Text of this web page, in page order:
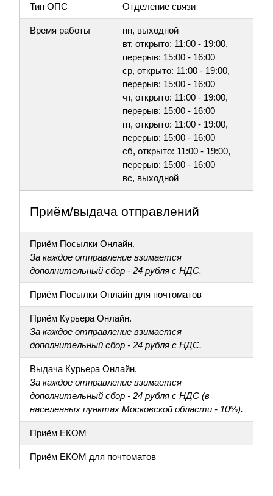
Тип ОПС Отделение связи
Время работы
пн, выходной
вт, открыто: 11:00 - 19:00,
перерыв: 15:00 - 16:00
ср, открыто: 11:00 - 19:00,
перерыв: 15:00 - 16:00
чт, открыто: 11:00 - 19:00,
перерыв: 15:00 - 16:00
пт, открыто: 11:00 - 19:00,
перерыв: 15:00 - 16:00
сб, открыто: 11:00 - 19:00,
перерыв: 15:00 - 16:00
вс, выходной
Приём/выдача отправлений
Приём Посылки Онлайн.
За каждое отправление взимается
дополнительный сбор - 24 рубля с НДС.
Приём Посылки Онлайн для почтоматов
Приём Курьера Онлайн.
За каждое отправление взимается
дополнительный сбор - 24 рубля с НДС.
Выдача Курьера Онлайн.
За каждое отправление взимается
дополнительный сбор - 24 рубля с НДС (в
населенных пунктах Московской области - 10%).
Приём ЕКОМ
Приём ЕКОМ для почтоматов